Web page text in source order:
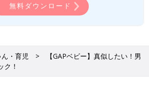
無料ダウンロード
・育児
【GAPベビー】真似したい！男
ク！